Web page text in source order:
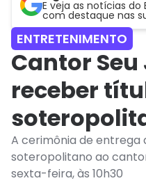
E veja as notícias do
com destaque nas
ENTRETENIMENTO
Cantor
receber
A cerimônia de entrega
soteropolitano ao
sexta-feira, às 10h30